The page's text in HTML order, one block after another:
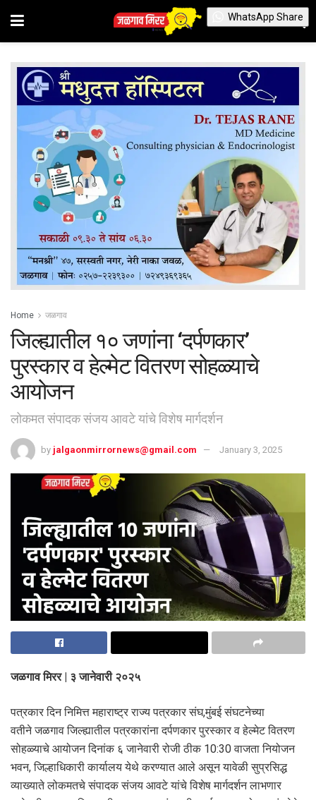
Home जळगाव
जिल्ह्यातील १० जणांना ‘दर्पणकार’
पुरस्कार व हेल्मेट वितरण सोहळ्याचे
आयोजन
लोकमत संपादक संजय आवटे यांचे विशेष मार्गदर्शन
by jalgaonmirrornews@gmail.com January 3, 2025
जळगाव मिरर | ३ जानेवारी २०२५
पत्रकार दिन निमित्त महाराष्ट्र राज्य पत्रकार संघ,मुंबई संघटनेच्या
वतीने जळगाव जिल्ह्यातील पत्रकारांना दर्पणकार पुरस्कार व हेल्मेट वितरण
सोहळ्याचे आयोजन दिनांक ६ जानेवारी रोजी ठीक 10:30 वाजता नियोजन
भवन, जिल्हाधिकारी कार्यालय येथे करण्यात आले असून यावेळी सुप्रसिद्ध
व्याख्याते लोकमतचे संपादक संजय आवटे यांचे विशेष मार्गदर्शन लाभणार
WhatsApp Share